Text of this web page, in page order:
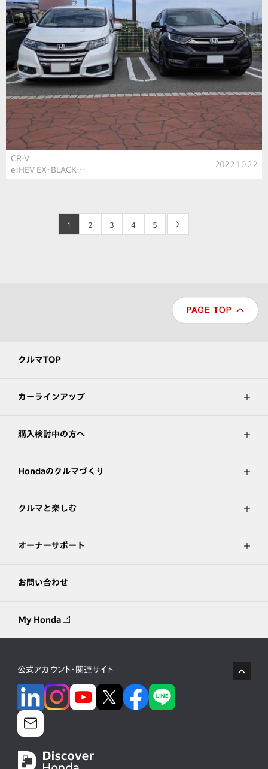
CR-V
e:HEV EX・BLACK…
2022.10.22
1 2 3 4 5 >
クルマTOP
カーラインアップ
購入検討中の方へ
Hondaのクルマづくり
クルマと楽しむ
オーナーサポート
お問い合わせ
My Honda
公式アカウント・関連サイト